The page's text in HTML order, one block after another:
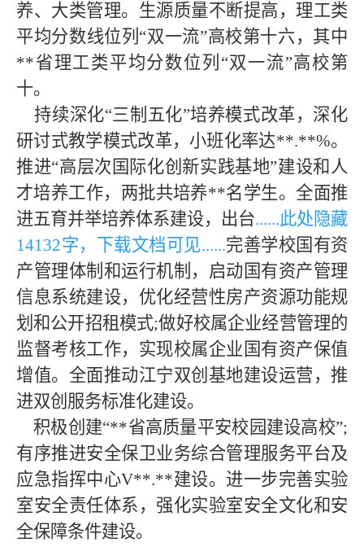
养、大类管理。生源质量不断提高，理工类
平均分数线位列“双一流”高校第十六，其中
**省理工类平均分数位列“双一流”高校第
十。
持续深化“三制五化”培养模式改革，深化
研讨式教学模式改革，小班化率达**.**%。
推进“高层次国际化创新实践基地”建设和人
才培养工作，两批共培养**名学生。全面推
进五育并举培养体系建设，出台......此处隐藏
14132字，下载文档可见......完善学校国有资
产管理体制和运行机制，启动国有资产管理
信息系统建设，优化经营性房产资源功能规
划和公开招租模式;做好校属企业经营管理的
监督考核工作，实现校属企业国有资产保值
增值。全面推动江宁双创基地建设运营，推
进双创服务标准化建设。
积极创建“**省高质量平安校园建设高校”;
有序推进安全保卫业务综合管理服务平台及
应急指挥中心V**.**建设。进一步完善实验
室安全责任体系，强化实验室安全文化和安
全保障条件建设。